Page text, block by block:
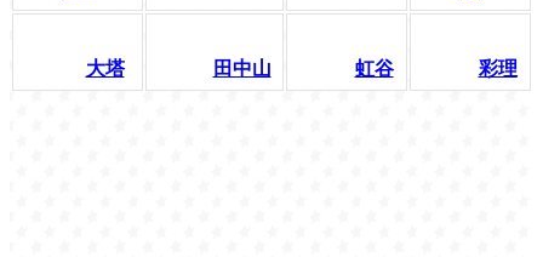
大塔 田中山 虹谷 彩理